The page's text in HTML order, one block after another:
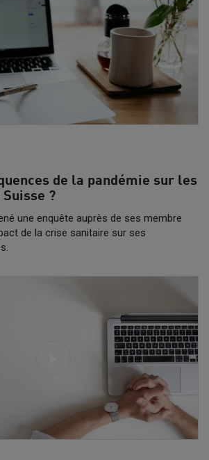
de la pandémie sur les
?
une enquête auprès de ses membre
de la crise sanitaire sur ses